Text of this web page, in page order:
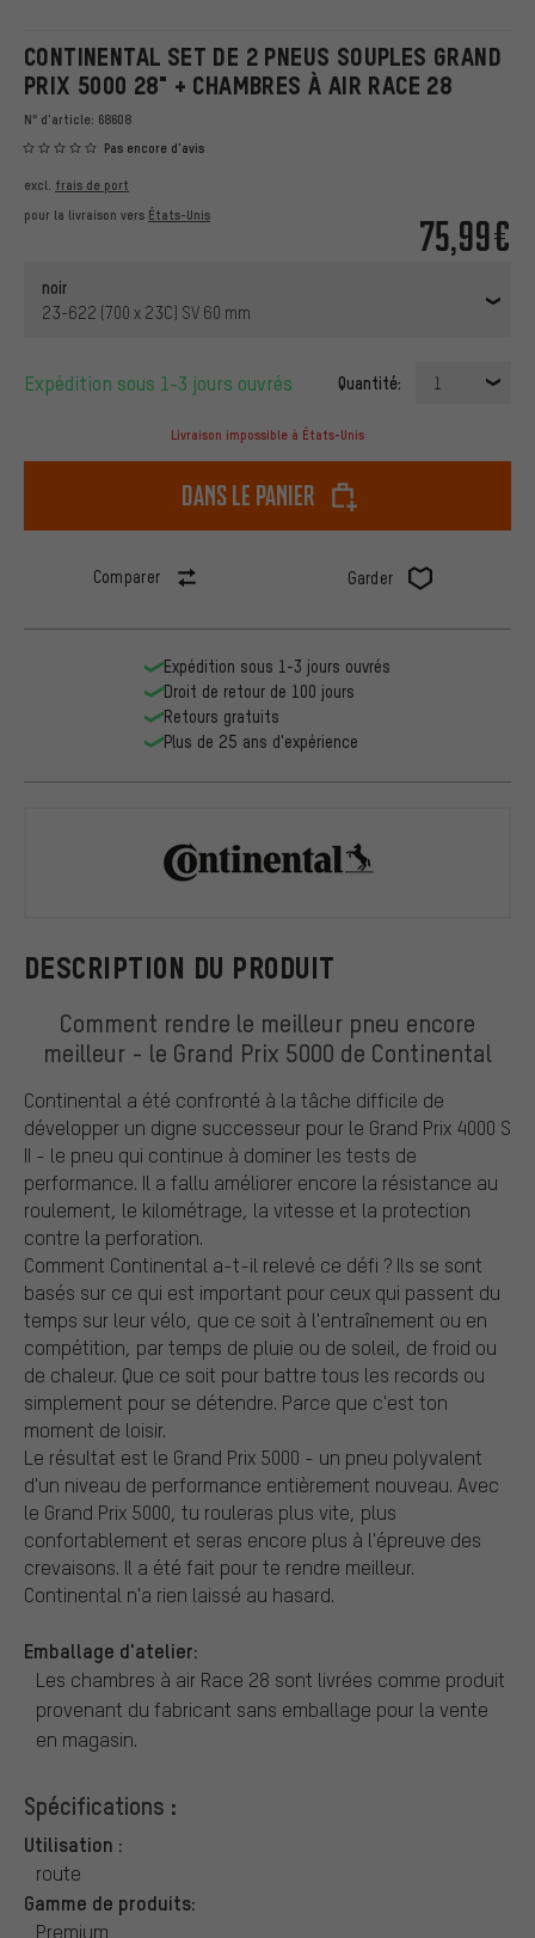
CONTINENTAL SET DE 2 PNEUS SOUPLES GRAND
PRIX 5000 28" + CHAMBRES À AIR RACE 28
N° d'article: 68608
Pas encore d'avis
75,99€
excl. frais de port
pour la livraison vers États-Unis
noir
23-622 (700 x 23C) SV 60 mm
Expédition sous 1-3 jours ouvrés Quantité: 1
Livraison impossible à États-Unis
dans le panier
Comparer Garder
DESCRIPTION DU PRODUIT
Comment rendre le meilleur pneu encore
meilleur - le Grand Prix 5000 de Continental
Continental a été confronté à la tâche difficile de
développer un digne successeur pour le Grand Prix 4000 S
II - le pneu qui continue à dominer les tests de
performance. Il a fallu améliorer encore la résistance au
roulement, le kilométrage, la vitesse et la protection
contre la perforation.
Comment Continental a-t-il relevé ce défi ? Ils se sont
basés sur ce qui est important pour ceux qui passent du
temps sur leur vélo, que ce soit à l'entraînement ou en
compétition, par temps de pluie ou de soleil, de froid ou
de chaleur. Que ce soit pour battre tous les records ou
simplement pour se détendre. Parce que c'est ton
moment de loisir.
Le résultat est le Grand Prix 5000 - un pneu polyvalent
d'un niveau de performance entièrement nouveau. Avec
le Grand Prix 5000, tu rouleras plus vite, plus
confortablement et seras encore plus à l'épreuve des
crevaisons. Il a été fait pour te rendre meilleur.
Continental n'a rien laissé au hasard.
Emballage d'atelier:
Les chambres à air Race 28 sont livrées comme produit
provenant du fabricant sans emballage pour la vente
en magasin.
Spécifications :
Utilisation :
route
Gamme de produits:
Premium
Expédition sous 1-3 jours ouvrés
Droit de retour de 100 jours
Retours gratuits
Plus de 25 ans d'expérience